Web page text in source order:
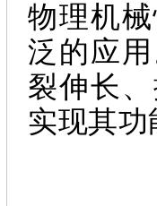
物理机
泛的应
裂伸长
实现其功